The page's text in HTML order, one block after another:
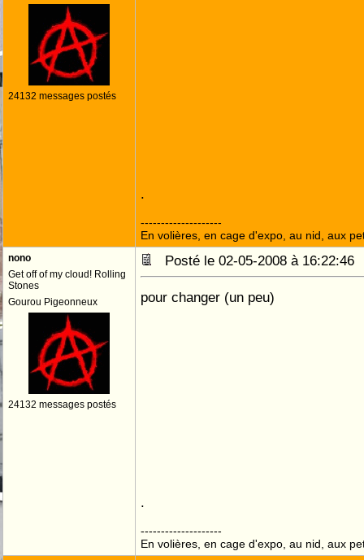
24132 messages postés
.
--------------------
En volières, en cage d'expo, au nid, aux
nono
Get off of my cloud! Rolling
Stones
Gourou Pigeonneux
24132 messages postés
Posté le 02-05-2008 à
pour changer (un peu)
.
--------------------
En volières, en cage d'expo, au nid, aux